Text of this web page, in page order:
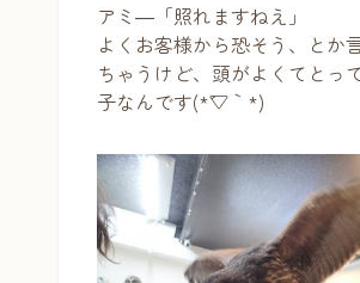
アミ―「照れますねえ」
よくお客様から恐そう、とか
ちゃうけど、頭がよくてとっ
子なんです(*´▽｀*)